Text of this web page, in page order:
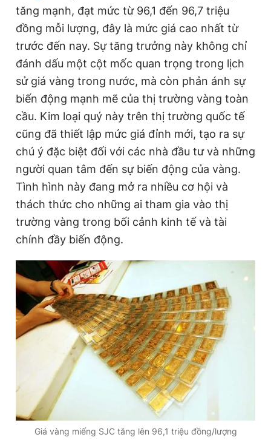
Theo dõi báo trên
Hotline
0906 645 777
Liên hệ quảng cáo
0908 780 404
Đặt báo Quảng cáo RSS Tòa soạn Chính sách bảo
Tổng biên tập: Nguyễn Ngọc Toàn
Phó tổng biên tập thường trực: Hải Thành
Phó tổng biên tập: Lâm Hiếu Dũng
Phó tổng biên tập: Trần Việt Hưng
Tổng thư ký tòa soạn: Đức Trung
Giấy phép xuất bản số 110/GP - BTTTT cấp ngày 24.3.2020
© 2003-2026 Bản quyền thuộc về Báo Thanh Niên. Cấm sao
chép dưới mọi hình thức nếu không có sự chấp thuận bằng văn
bản. Phát triển bởi ePi Technologies, JSC.
tăng mạnh, đạt mức từ 96,1 đến 96,7 triệu
đồng mỗi lượng, đây là mức giá cao nhất từ
trước đến nay. Sự tăng trưởng này không chỉ
đánh dấu một cột mốc quan trọng trong lịch
sử giá vàng trong nước, mà còn phản ánh sự
biến động mạnh mẽ của thị trường vàng toàn
cầu. Kim loại quý này trên thị trường quốc tế
cũng đã thiết lập mức giá đỉnh mới, tạo ra sự
chú ý đặc biệt đối với các nhà đầu tư và những
người quan tâm đến sự biến động của vàng.
Tình hình này đang mở ra nhiều cơ hội và
thách thức cho những ai tham gia vào thị
trường vàng trong bối cảnh kinh tế và tài
chính đầy biến động.
Giá vàng miếng SJC tăng lên 96,1 triệu đồng/lượng